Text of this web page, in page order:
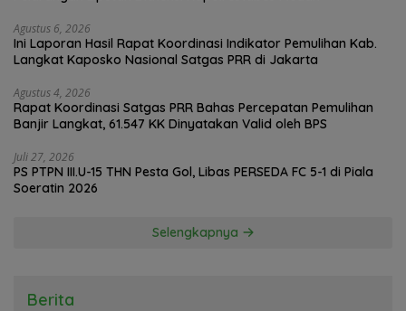
Agustus 6, 2026
Ini Laporan Hasil Rapat Koordinasi Indikator Pemulihan Kab.
Langkat Kaposko Nasional Satgas PRR di Jakarta
Agustus 4, 2026
Rapat Koordinasi Satgas PRR Bahas Percepatan Pemulihan
Banjir Langkat, 61.547 KK Dinyatakan Valid oleh BPS
Juli 27, 2026
PS PTPN III.U-15 THN Pesta Gol, Libas PERSEDA FC 5-1 di Piala
Soeratin 2026
Selengkapnya
Berita